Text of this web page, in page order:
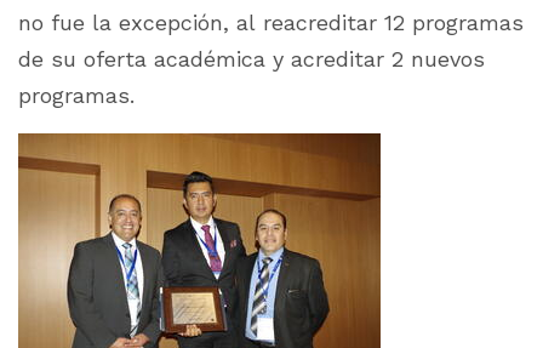
no fue la excepción, al reacreditar 12 programas
de su oferta académica y acreditar 2 nuevos
programas.